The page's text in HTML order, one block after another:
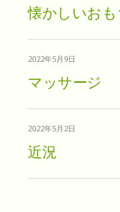
懐かしいお
2022年5月9日
マッサージ
2022年5月2日
近況